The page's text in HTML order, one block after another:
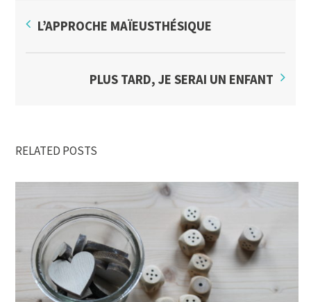
L’APPROCHE MAÏEUSTHÉSIQUE
PLUS TARD, JE SERAI UN ENFANT
RELATED POSTS